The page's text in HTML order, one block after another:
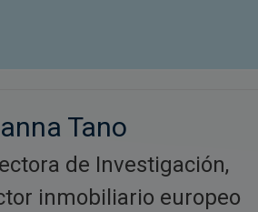
Tano
de Investigación,
inmobiliario europeo